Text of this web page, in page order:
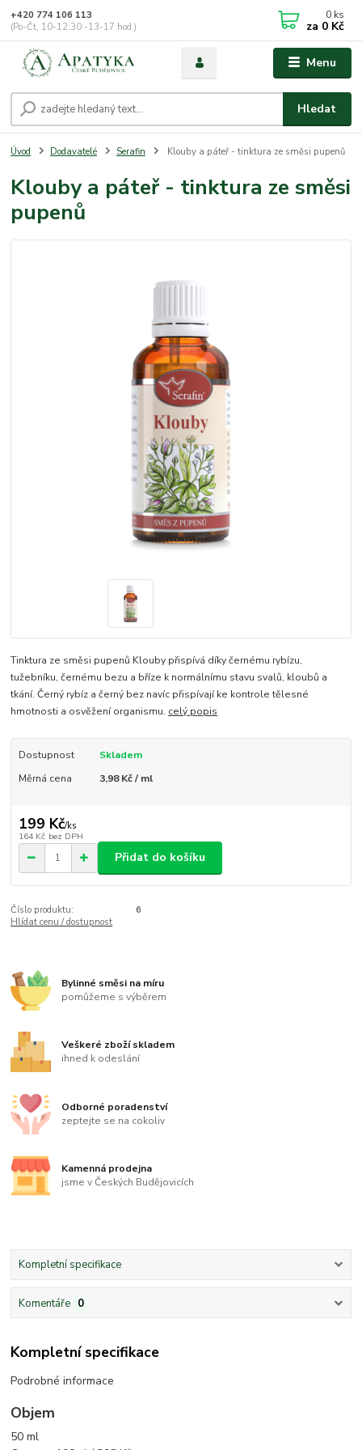
Menu
Hledat
+420 774 106 113
(Po-Čt, 10-12:30 -13-17 hod.)
0 ks
za 0 Kč
Úvod Dodavatelé Serafin Klouby a páteř - tinktura ze směsi pupenů
Klouby a páteř - tinktura ze směsi
pupenů
Tinktura ze směsi pupenů Klouby přispívá díky černému rybízu,
tužebníku, černému bezu a bříze k normálnímu stavu svalů, kloubů a
tkání. Černý rybíz a černý bez navíc přispívají ke kontrole tělesné
hmotnosti a osvěžení organismu. celý popis
Dostupnost
Skladem
Měrná cena
3,98 Kč / ml
199 Kč/ks
164 Kč bez DPH
Přidat do košíku
Číslo produktu:
6
Hlídat cenu / dostupnost
Bylinné směsi na míru
pomůžeme s výběrem
Veškeré zboží skladem
ihned k odeslání
Odborné poradenství
zeptejte se na cokoliv
Kamenná prodejna
jsme v Českých Budějovicích
Kompletní specifikace
Komentáře 0
Kompletní specifikace
Podrobné informace
Objem
50 ml